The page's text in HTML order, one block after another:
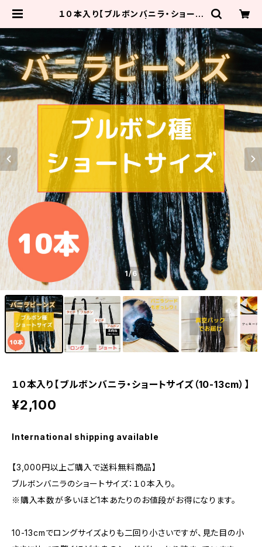
１０本入り【ブルボンバニラ・ショート
ズ専門店（エターナル）
1/6
１０本入り【ブルボンバニラ・ショートサイズ（10-13cm）】
¥2,100
International shipping available
【3,000円以上ご購入で送料無料商品】
ブルボンバニラのショートサイズ：１０本入り。
※購入本数が多いほど1本あたりのお値段がお得になります。
10-13cmでロングサイズよりも二回り小さいですが、見た目の小